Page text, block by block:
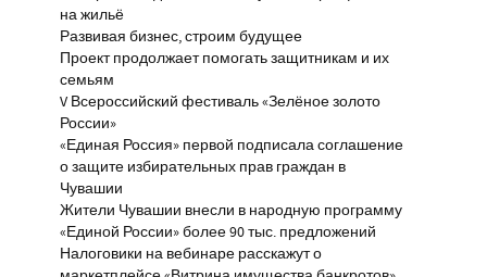
на жильё
Развивая бизнес, строим будущее
Проект продолжает помогать защитникам и их
семьям
V Всероссийский фестиваль «Зелёное золото
России»
«Единая Россия» первой подписала соглашение
о защите избирательных прав граждан в
Чувашии
Жители Чувашии внесли в народную программу
«Единой России» более 90 тыс. предложений
Налоговики на вебинаре расскажут о